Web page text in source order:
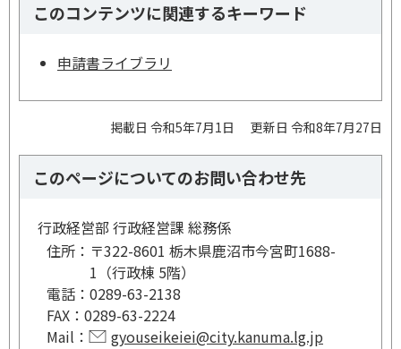
このコンテンツに関連するキーワード
申請書ライブラリ
掲載日 令和5年7月1日 更新日 令和8年7月27日
このページについてのお問い合わせ先
行政経営部 行政経営課 総務係
住所： 〒322-8601 栃木県鹿沼市今宮町1688-
1（行政棟 5階）
電話： 0289-63-2138
FAX： 0289-63-2224
Mail：
gyouseikeiei@city.kanuma.lg.jp